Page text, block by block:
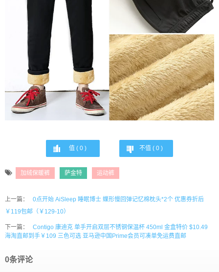
值 ( 0 ) 不值 ( 0 )
加绒保暖裤 萨金特 运动裤
上一篇：
0点开始 AiSleep 睡眠博士 蝶形慢回弹记忆棉枕头*2个 优惠券折后
￥119包邮（￥129-10）
下一篇：
Contigo 康迪克 单手开启双层不锈钢保温杯 450ml 金盒特价 $10.49
海淘直邮到手￥109 三色可选 亚马逊中国Prime会员可凑单免运费直邮
0条评论